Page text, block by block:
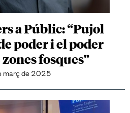
a Públic: “Pujol
poder i el poder
fosques”
març de 2025